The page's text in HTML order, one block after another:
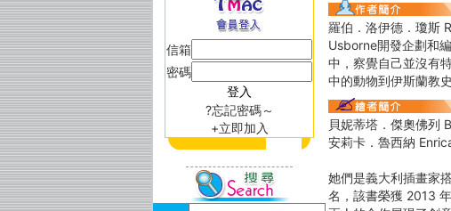
信箱
密碼
?忘記密碼～
+立即加入
羅伯．洛伊德．瓊斯
Usborne開發企劃和
中，察覺自己並沒有
中的動物到伊斯蘭教
貝妮蒂塔．傑奧佛列
安莉卡．魯西納
她們是義大利插畫家
名，該書榮獲 2013